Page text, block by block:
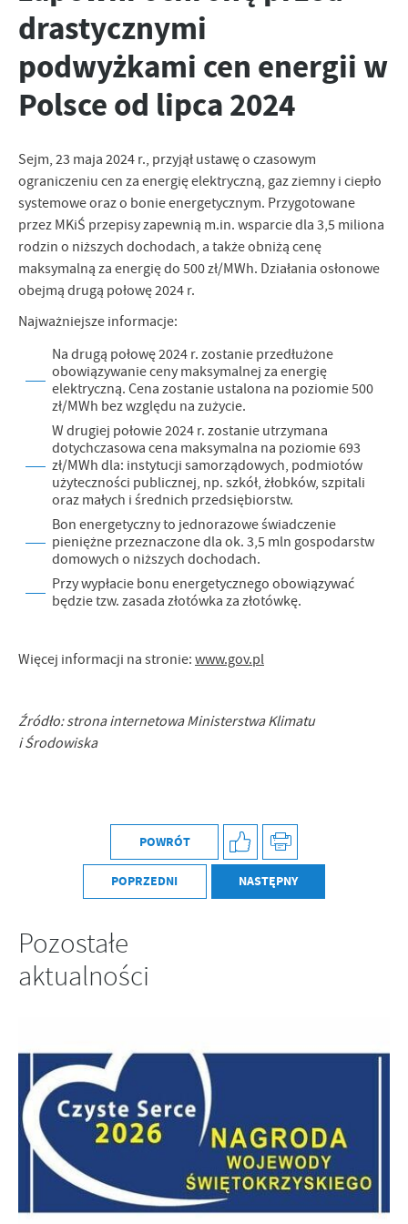
drastycznymi
podwyżkami cen energii w
Polsce od lipca 2024
Sejm, 23 maja 2024 r., przyjął ustawę o czasowym
ograniczeniu cen za energię elektryczną, gaz ziemny i ciepło
systemowe oraz o bonie energetycznym. Przygotowane
przez MKiŚ przepisy zapewnią m.in. wsparcie dla 3,5 miliona
rodzin o niższych dochodach, a także obniżą cenę
maksymalną za energię do 500 zł/MWh. Działania osłonowe
obejmą drugą połowę 2024 r.
Najważniejsze informacje:
Na drugą połowę 2024 r. zostanie przedłużone
obowiązywanie ceny maksymalnej za energię
elektryczną. Cena zostanie ustalona na poziomie 500
zł/MWh bez względu na zużycie.
W drugiej połowie 2024 r. zostanie utrzymana
dotychczasowa cena maksymalna na poziomie 693
zł/MWh dla: instytucji samorządowych, podmiotów
użyteczności publicznej, np. szkół, żłobków, szpitali
oraz małych i średnich przedsiębiorstw.
Bon energetyczny to jednorazowe świadczenie
pieniężne przeznaczone dla ok. 3,5 mln gospodarstw
domowych o niższych dochodach.
Przy wypłacie bonu energetycznego obowiązywać
będzie tzw. zasada złotówka za złotówkę.
Więcej informacji na stronie: www.gov.pl
Źródło: strona internetowa Ministerstwa Klimatu
i Środowiska
POWRÓT
POPRZEDNI NASTĘPNY
Pozostałe
aktualności
personalizację określonych funkcjonalności czy prezentowanych
treści.
Dzięki tym plikom cookies możemy zapewnić Ci większy komfort
korzystania z funkcjonalności naszej strony poprzez dopasowanie
jej do Twoich indywidualnych preferencji. Wyrażenie zgody na
funkcjonalne i personalizacyjne pliki cookies gwarantuje
Więcej
dostosowywać do Twoich potrzeb.
Cookies analityczne pozwalają na uzyskanie informacji w zakresie
wykorzystywania witryny internetowej, miejsca oraz częstotliwości,
z jaką odwiedzane są nasze serwisy www. Dane pozwalają nam na
ocenę naszych serwisów internetowych pod względem ich
popularności wśród użytkowników. Zgromadzone informacje są
przetwarzane w formie zanonimizowanej. Wyrażenie zgody na
analityczne pliki cookies gwarantuje dostępność wszystkich
funkcjonalności.
Więcej
Reklamowe
Dzięki reklamowym plikom cookies prezentujemy Ci najciekawsze
informacje i aktualności na stronach naszych partnerów.
Promocyjne pliki cookies służą do prezentowania Ci naszych
komunikatów na podstawie analizy Twoich upodobań oraz Twoich
zwyczajów dotyczących przeglądanej witryny internetowej. Treści
promocyjne mogą pojawić się na stronach podmiotów trzecich lub
firm będących naszymi partnerami oraz innych dostawców usług.
treści w postaci wiadomości, ofert, komunikatów mediów
społecznościowych.